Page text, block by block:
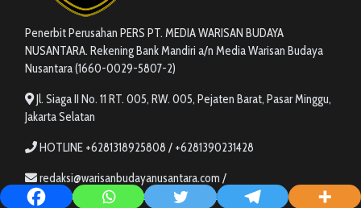
Penerbit Perusahan PERS PT. MEDIA WARISAN BUDAYA
NUSANTARA. Rekening Bank Mandiri a/n Media Warisan Budaya
Nusantara (1660-0029-5807-2)
Jl. Siaga II No. 11 RT. 005, RW. 005, Pejaten Barat, Pasar Minggu,
Jakarta Selatan
HOTLINE +6281318925808 / +6281390231428
redaksi@warisanbudayanusantara.com /
redaksi.warisanbudayanusantara@gmail.com